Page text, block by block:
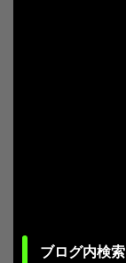
ブログ内検索